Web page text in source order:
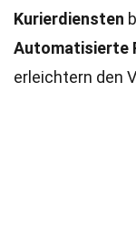
Kurierdiensten
Automatisierte
erleichtern den